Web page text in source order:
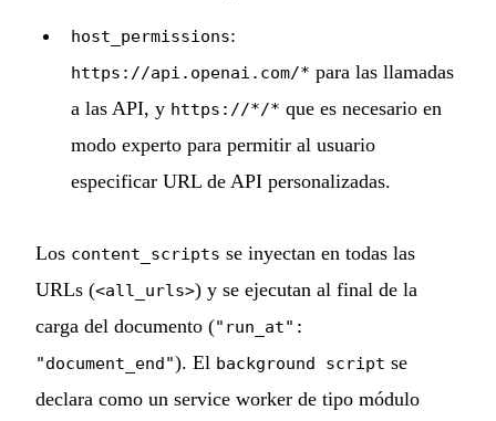
host_permissions:
https://api.openai.com/* para las llamadas
a las API, y https://*/* que es necesario en
modo experto para permitir al usuario
especificar URL de API personalizadas.
Los content_scripts se inyectan en todas las
URLs (<all_urls>) y se ejecutan al final de la
carga del documento ("run_at":
"document_end"). El background script se
declara como un service worker de tipo módulo